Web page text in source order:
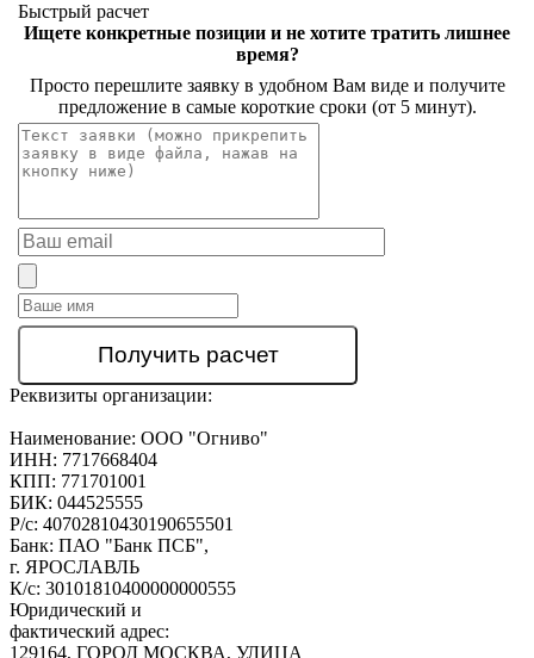
Быстрый расчет
Ищете конкретные позиции и не хотите тратить лишнее
время?
Просто перешлите заявку в удобном Вам виде и получите
предложение в самые короткие сроки (от 5 минут).
Реквизиты организации:
Наименование: ООО "Огниво"
ИНН: 7717668404
КПП: 771701001
БИК: 044525555
Р/с: 40702810430190655501
Банк: ПАО "Банк ПСБ",
г. ЯРОСЛАВЛЬ
К/с: 30101810400000000555
Юридический и
фактический адрес:
129164, ГОРОД МОСКВА, УЛИЦА